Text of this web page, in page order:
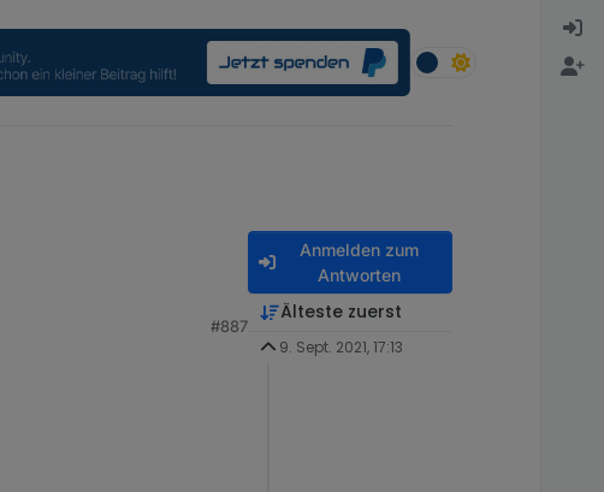
#887
Anmelden zum
Antworten
Älteste zuerst
9. Sept. 2021, 17:13